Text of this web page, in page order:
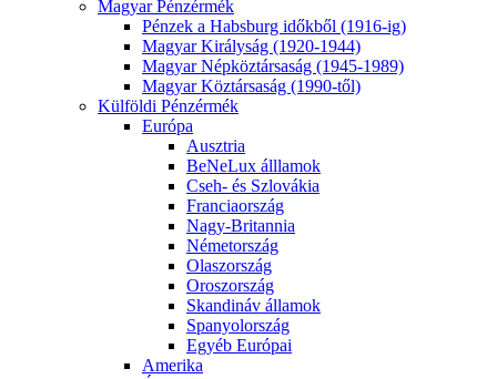
Magyar Pénzérmék
Pénzek a Habsburg időkből (1916-ig)
Magyar Királyság (1920-1944)
Magyar Népköztársaság (1945-1989)
Magyar Köztársaság (1990-től)
Külföldi Pénzérmék
Európa
Ausztria
BeNeLux álllamok
Cseh- és Szlovákia
Franciaország
Nagy-Britannia
Németország
Olaszország
Oroszország
Skandináv államok
Spanyolország
Egyéb Európai
Amerika